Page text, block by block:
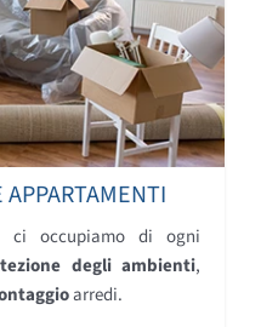
APPARTAMENTI
ci occupiamo di ogni
degli ambienti,
arredi.